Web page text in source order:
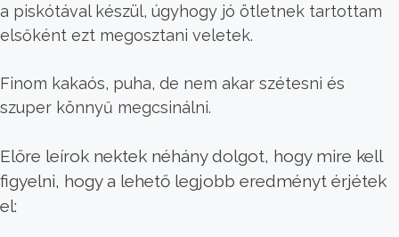
a piskótával készül, úgyhogy jó ötletnek tartottam
elsőként ezt megosztani veletek.
Finom kakaós, puha, de nem akar szétesni és
szuper könnyű megcsinálni.
Előre leírok nektek néhány dolgot, hogy mire kell
figyelni, hogy a lehető legjobb eredményt érjétek
el: